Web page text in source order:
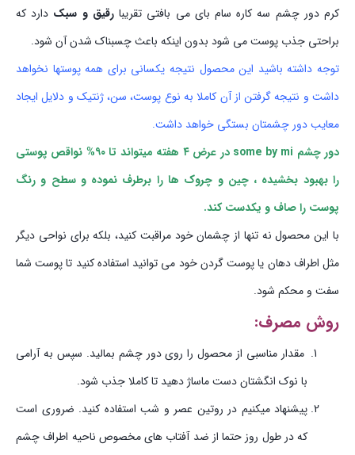
کرم دور چشم سه کاره سام بای می بافتی تقریبارقیق و سبک دارد که
براحتی جذب پوست می شود بدون اینکه باعث چسبناک شدن آن شود.
توجه داشته باشید این محصول نتیجه یکسانی برای همه پوستها نخواهد
داشت و نتیجه گرفتن از آن کاملا به نوع پوست، سن، ژنتیک و دلایل ایجاد
معایب دور چشمتان بستگی خواهد داشت.
دور چشم some by mi در عرض ۴ هفته میتواند تا ۹۰% نواقص پوستی
را بهبود بخشیده ، چین و چروک ها را برطرف نموده و سطح و رنگ
پوست را صاف و یکدست کند.
با این محصول نه تنها از چشمان خود مراقبت کنید، بلکه برای نواحی دیگر
مثل اطراف دهان یا پوست گردن خود می توانید استفاده کنید تا پوست شما
سفت و محکم شود.
روش مصرف:
مقدار مناسبی از محصول را روی دور چشم بمالید. سپس به آرامی
با نوک انگشتان دست ماساژ دهید تا کاملا جذب شود.
پیشنهاد میکنیم در روتین عصر و شب استفاده کنید. ضروری است
که در طول روز حتما از ضد آفتاب های مخصوص ناحیه اطراف چشم